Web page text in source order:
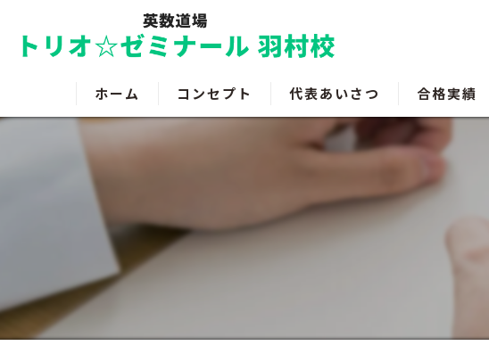
ホーム コンセプト 代表あいさつ 合格実績